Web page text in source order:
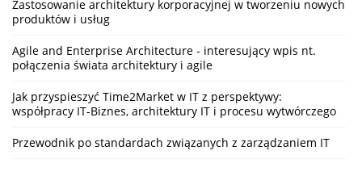
Zastosowanie architektury korporacyjnej w tworzeniu nowych
produktów i usług
Agile and Enterprise Architecture - interesujący wpis nt.
połączenia świata architektury i agile
Jak przyspieszyć Time2Market w IT z perspektywy:
współpracy IT-Biznes, architektury IT i procesu wytwórczego
Przewodnik po standardach związanych z zarządzaniem IT